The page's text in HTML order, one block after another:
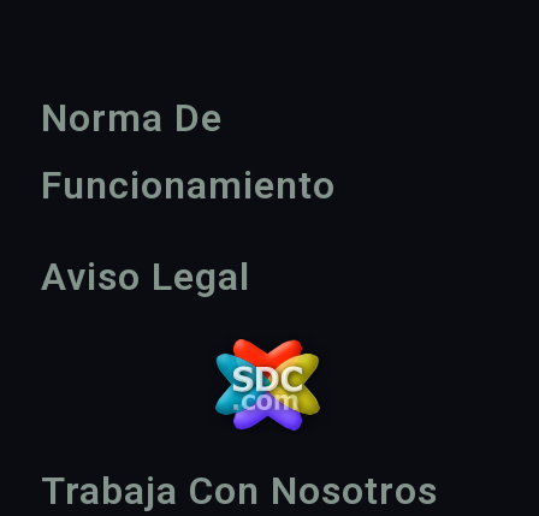
Norma De
Funcionamiento
Aviso Legal
Trabaja Con Nosotros